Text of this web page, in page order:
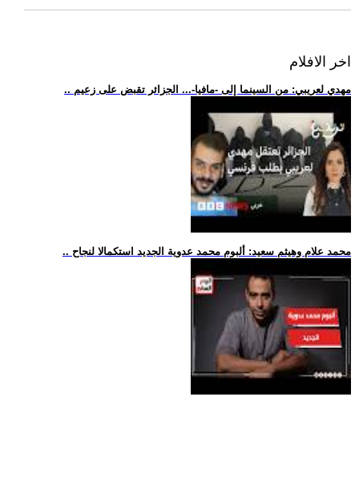
اخر الافلام
.. مهدي لعريبي: من السينما إلى -مافيا-... الجزائر تقبض على زعيم
.. محمد علام وهيثم سعيد: ألبوم محمد عدوية الجديد استكمالا لنجاح